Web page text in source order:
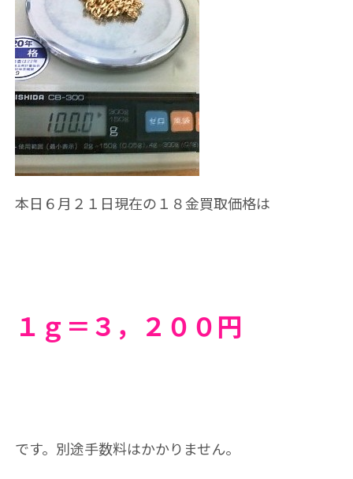
本日６月２１ 日現在の１８金買取価格は
１ｇ＝３，２０ ０円
です。別途手数料はかかりません。